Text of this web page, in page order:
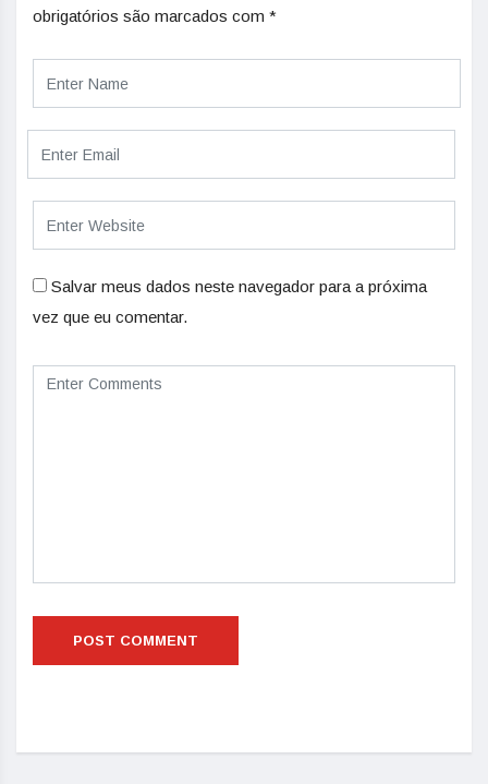
obrigatórios são marcados com *
Salvar meus dados neste navegador para a próxima
vez que eu comentar.